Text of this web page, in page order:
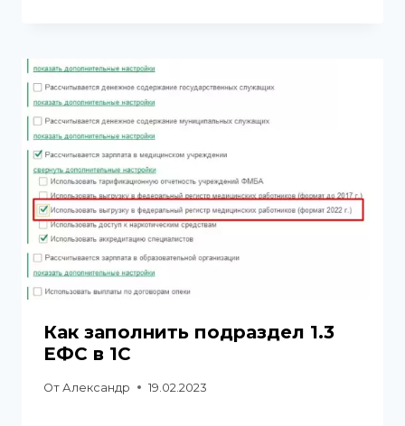
Как заполнить подраздел 1.3
ЕФС в 1С
От Александр 19.02.2023